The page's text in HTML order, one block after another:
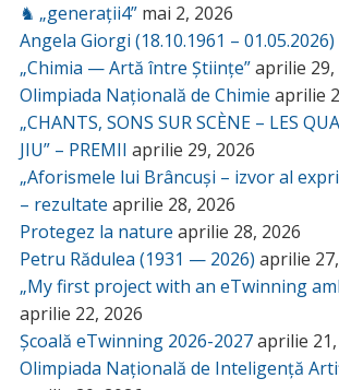
♞ „generații4” mai 2, 2026
Angela Giorgi (18.10.1961 – 01.05.2026)
„Chimia — Artă între Științe”aprilie 29,
Olimpiada Națională de Chimie aprilie
„CHANTS, SONS SUR SCÈNE – LES
JIU” – PREMII aprilie 29, 2026
„Aforismele lui Brâncuși – izvor al
– rezultate aprilie 28, 2026
Protegez la nature aprilie 28, 2026
Petru Rădulea (1931 — 2026) aprilie
„My first project with an eTwinning
aprilie 22, 2026
Școală eTwinning 2026-2027aprilie
Olimpiada Națională de Inteligență